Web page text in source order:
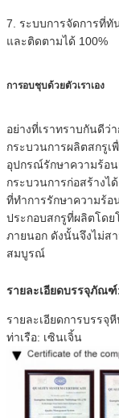
7. ระบบการจัดการที่
และติดตามได้ 100%
การอบชุบด้วยตัวเราเอง
อย่างที่เราทราบกันดี
กระบวนการผลิตสกรู
อุปกรณ์รักษาความร้อน
กระบวนการก่อสร้างไ
ที่ทำการรักษาความร้อ
ประกอบสกรูที่ผลิตโด
ภายนอก ดังนั้นจึงไม่ส
สมบูรณ์
รายละเอียดบรรจุภัณ
รายละเอียดการบรรจุ
ท่าเรือ: เซินเจิ้น